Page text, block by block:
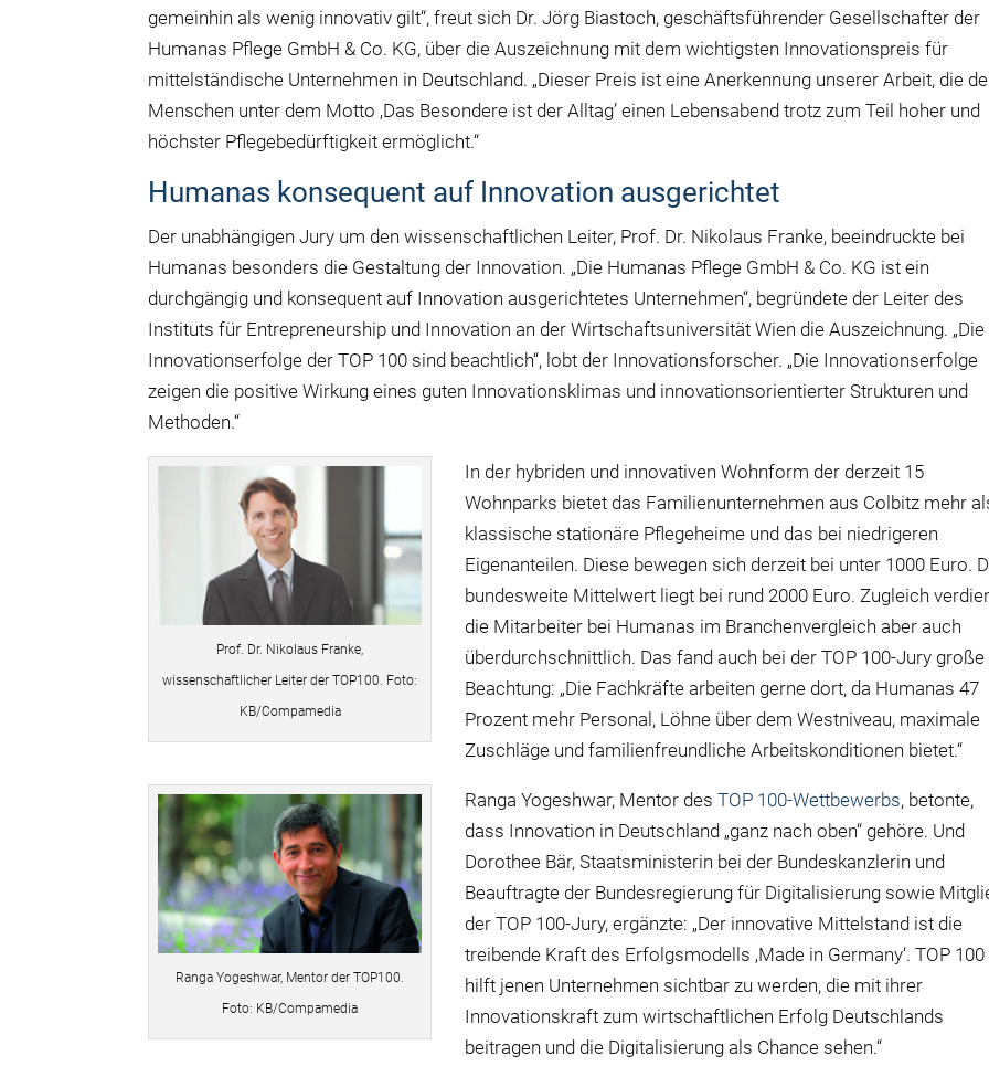
gemeinhin als wenig innovativ gilt“, freut sich Dr. Jörg Biastoch, geschäftsführender Gesellschafter der
Humanas Pflege GmbH & Co. KG, über die Auszeichnung mit dem wichtigsten Innovationspreis für
mittelständische Unternehmen in Deutschland. „Dieser Preis ist eine Anerkennung unserer Arbeit, die
Menschen unter dem Motto ‚Das Besondere ist der Alltag’ einen Lebensabend trotz zum Teil hoher und
höchster Pflegebedürftigkeit ermöglicht.“
Humanas konsequent auf Innovation ausgerichtet
Der unabhängigen Jury um den wissenschaftlichen Leiter, Prof. Dr. Nikolaus Franke, beeindruckte bei
Humanas besonders die Gestaltung der Innovation. „Die Humanas Pflege GmbH & Co. KG ist ein
durchgängig und konsequent auf Innovation ausgerichtetes Unternehmen“, begründete der Leiter des
Instituts für Entrepreneurship und Innovation an der Wirtschaftsuniversität Wien die Auszeichnung. „Die
Innovationserfolge der TOP 100 sind beachtlich“, lobt der Innovationsforscher. „Die Innovationserfolge
zeigen die positive Wirkung eines guten Innovationsklimas und innovationsorientierter Strukturen und
Methoden.“
Prof. Dr. Nikolaus Franke,
wissenschaftlicher Leiter der TOP100. Foto:
KB/Compamedia
In der hybriden und innovativen Wohnform der derzeit 15
Wohnparks bietet das Familienunternehmen aus Colbitz mehr
klassische stationäre Pflegeheime und das bei niedrigeren
Eigenanteilen. Diese bewegen sich derzeit bei unter 1000 Euro.
bundesweite Mittelwert liegt bei rund 2000 Euro. Zugleich
die Mitarbeiter bei Humanas im Branchenvergleich aber auch
überdurchschnittlich. Das fand auch bei der TOP 100-Jury große
Beachtung: „Die Fachkräfte arbeiten gerne dort, da Humanas 47
Prozent mehr Personal, Löhne über dem Westniveau, maximale
Zuschläge und familienfreundliche Arbeitskonditionen bietet.“
Ranga Yogeshwar, Mentor der TOP100.
Foto: KB/Compamedia
Ranga Yogeshwar, Mentor desTOP 100-Wettbewerbs, betonte,
dass Innovation in Deutschland „ganz nach oben“ gehöre. Und
Dorothee Bär, Staatsministerin bei der Bundeskanzlerin und
Beauftragte der Bundesregierung für Digitalisierung sowie
der TOP 100-Jury, ergänzte: „Der innovative Mittelstand ist die
treibende Kraft des Erfolgsmodells ‚Made in Germany‘. TOP 100
hilft jenen Unternehmen sichtbar zu werden, die mit ihrer
Innovationskraft zum wirtschaftlichen Erfolg Deutschlands
beitragen und die Digitalisierung als Chance sehen.“